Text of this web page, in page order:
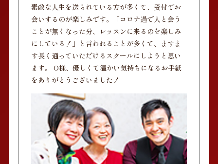
素敵な人生を送られている方が多くて、受付でお
会いするのが楽しみです。「コロナ過で人と会う
ことが無くなった分、レッスンに来るのを楽しみ
にしている！」と言われることが多くて、ますま
す長く通っていただけるスクールにしようと思い
ます。 O様、優しくて温かい気持ちになるお手紙
をありがとうございました！